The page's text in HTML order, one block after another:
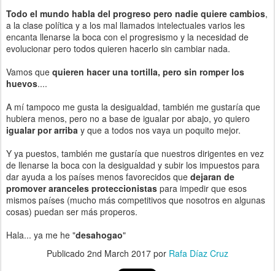
Todo el mundo habla del progreso pero nadie quiere cambios,
a la clase política y a los mal llamados intelectuales varios les
encanta llenarse la boca con el progresismo y la necesidad de
evolucionar pero todos quieren hacerlo sin cambiar nada.
Vamos que quieren hacer una tortilla, pero sin romper los
huevos....
A mí tampoco me gusta la desigualdad, también me gustaría que
hubiera menos, pero no a base de igualar por abajo, yo quiero
igualar por arriba y que a todos nos vaya un poquito mejor.
Y ya puestos, también me gustaría que nuestros dirigentes en vez
de llenarse la boca con la desigualdad y subir los impuestos para
dar ayuda a los países menos favorecidos que dejaran de
promover aranceles proteccionistas para impedir que esos
mismos países (mucho más competitivos que nosotros en algunas
cosas) puedan ser más properos.
Hala... ya me he "desahogao"
Publicado 2nd March 2017 por Rafa Díaz Cruz